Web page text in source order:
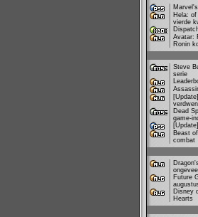
Hela:
vierde
Avatar:
Ronin
Steve
serie
Dead
game-
Beast
combat
Future
Disney
Hearts